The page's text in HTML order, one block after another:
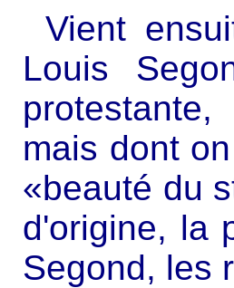
Vient
Louis
mais dont
«beauté du
d'origine, la
Segond, les